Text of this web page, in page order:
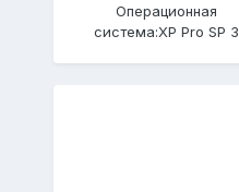
Операционная
система:XP Pro SP 3